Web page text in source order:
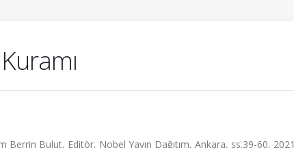
Berrin Bulut, Editör, Nobel Yayın Dağıtım, Ankara, ss.39-60, 2021